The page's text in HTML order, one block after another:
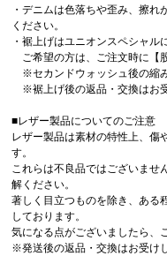
・デニムは色落ちや歪み、擦
ください。
・裾上げはユニオンスペシャル
ご希望の方は、ご注文時に【
※セカンドウォッシュ後の縮
※裾上げ後の返品・交換はお
■レザー製品についてのご注意
レザー製品は素材の特性上、傷
す。
これらは不良品ではございませ
解ください。
著しく目立つものを除き、ある
しております。
気になる点がございましたら、
※発送後の返品・交換はお受け